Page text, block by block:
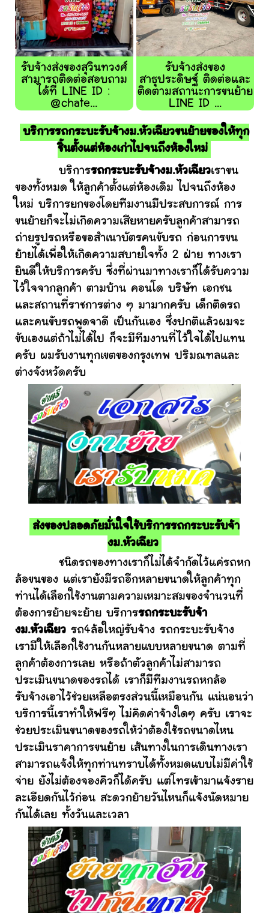
รับจ้างส่งของสุวินทวงศ์
สามารถติดต่อสอบถาม
ได้ที่ LINE ID :
@chate...
รับจ้างส่งของ
สาธุประดิษฐ์ ติดต่อและ
ติดตามสถานะการขนย้าย
LINE ID ...
บริการรถกระบะรับจ้างม.หัวเฉียวขนย้ายของให้ทุก
ชิ้นตั้งแต่ห้องเก่าไปจนถึงห้องใหม่
บริการรถกระบะรับจ้างม.หัวเฉียวเราขน
ของทั้งหมด ให้ลูกค้าตั้งแต่ห้องเดิม ไปจนถึงห้อง
ใหม่ บริการยกของโดยทีมงานมีประสบการณ์ การ
ขนย้ายก็จะไม่เกิดความเสียหายครับลูกค้าสามารถ
ถ่ายรูปรถหรือขอสำเนาบัตรคนขับรถ ก่อนการขน
ย้ายได้เพื่อให้เกิดความสบายใจทั้ง 2 ฝ่าย ทางเรา
ยินดีให้บริการครับ ซึ่งที่ผ่านมาทางเราก็ได้รับความ
ไว้ใจจากลูกค้า ตามบ้าน คอนโด บริษัท เอกชน
และสถานที่ราชการต่าง ๆ มามากครับ เด็กติดรถ
และคนขับรถพูดจาดี เป็นกันเอง ซึ่งปกติแล้วผมจะ
ขับเองแต่ถ้าไม่ได้ไป ก็จะมีทีมงานที่ไว้ใจได้ไปแทน
ครับ ผมรับงานทุกเขตของกรุงเทพ ปริมณฑลและ
ต่างจังหวัดครับ
ส่งของปลอดภัยมั่นใจใช้บริการรถกระบะรับจ้า
งม.หัวเฉียว
ชนิดรถของทางเราก็ไม่ได้จำกัดไว้แค่รถหก
ล้อขนของ แต่เรายังมีรถอีกหลายขนาดให้ลูกค้าทุก
ท่านได้เลือกใช้งานตามความเหมาะสมของจำนวนที่
ต้องการย้ายจะย้าย บริการรถกระบะรับจ้า
งม.หัวเฉียว รถ4ล้อใหญ่รับจ้าง รถกระบะรับจ้าง
เรามีให้เลือกใช้งานกันหลายแบบหลายขนาด ตามที่
ลูกค้าต้องการเลย หรือถ้าตัวลูกค้าไม่สามารถ
ประเมินขนาดของรถได้ เราก็มีทีมงานรถหกล้อ
รับจ้างเอาไว้ช่วยเหลือตรงส่วนนี้เหมือนกัน แน่นอนว่า
บริการนี้เราทำให้ฟรีๆ ไม่คิดค่าจ้างใดๆ ครับ เราจะ
ช่วยประเมินขนาดของรถให้ว่าต้องใช้รถขนาดไหน
ประเมินราคาการขนย้าย เส้นทางในการเดินทางเรา
สามารถแจ้งให้ทุกท่านทราบได้ทั้งหมดแบบไม่มีค่าใช้
จ่าย ยังไม่ต้องจองคิวก็ได้ครับ แต่โทรเข้ามาแจ้งราย
ละเอียดกันไว้ก่อน สะดวกย้ายวันไหนก็แจ้งนัดหมาย
กันได้เลย ทั้งวันและเวลา